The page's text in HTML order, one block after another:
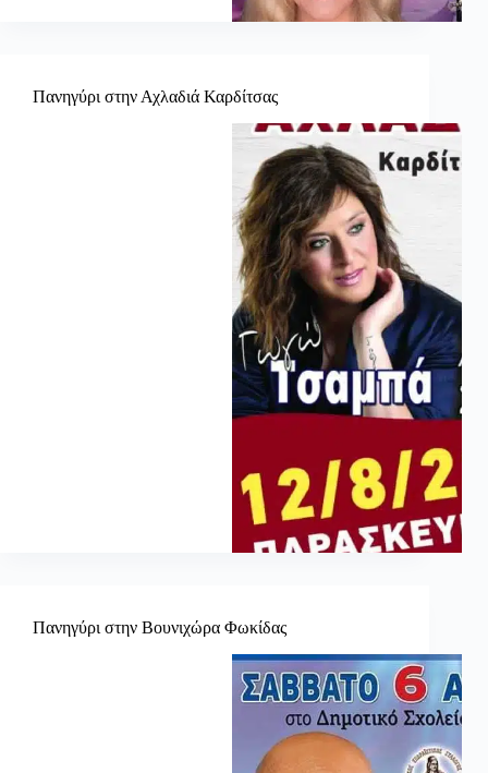
Πανηγύρι στην Αχλαδιά Καρδίτσας
Πανηγύρι στην Βουνιχώρα Φωκίδας